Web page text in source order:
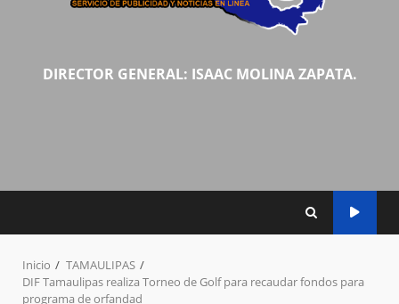
DIRECTOR GENERAL: ISAAC MOLINA ZAPATA.
Inicio
TAMAULIPAS
DIF Tamaulipas realiza Torneo de Golf para recaudar fondos para
programa de orfandad